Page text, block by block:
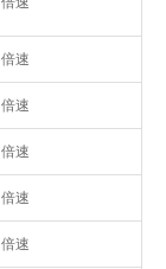
速
速
速
速
速